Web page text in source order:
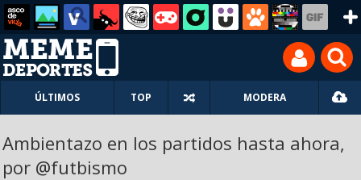
ÚLTIMOS TOP MODERA
Ambientazo en los partidos hasta ahora,
por @futbismo